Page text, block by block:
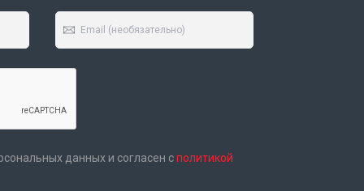
данных и согласен сполитикой